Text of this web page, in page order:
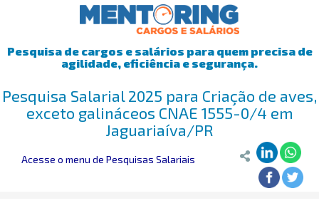
Pesquisa de cargos e salários para quem precisa de
agilidade, eficiência e segurança.
Pesquisa Salarial 2025 para Criação de aves,
exceto galináceos CNAE 1555-0/4 em
Jaguariaíva/PR
Acesse o menu de Pesquisas Salariais